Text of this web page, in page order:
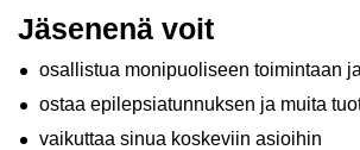
Jäsenenä voit
osallistua monipuoliseen toimintaan
ostaa epilepsiatunnuksen ja muita
vaikuttaa sinua koskeviin asioihin